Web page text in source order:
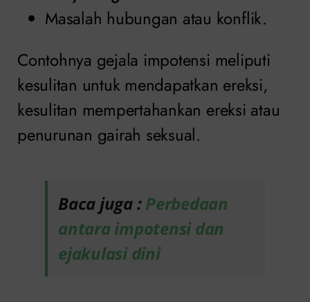
Masalah hubungan atau konflik.
Contohnya gejala impotensi meliputi
kesulitan untuk mendapatkan ereksi,
kesulitan mempertahankan ereksi atau
penurunan gairah seksual.
Baca juga :Perbedaan
antara impotensi dan
ejakulasi dini